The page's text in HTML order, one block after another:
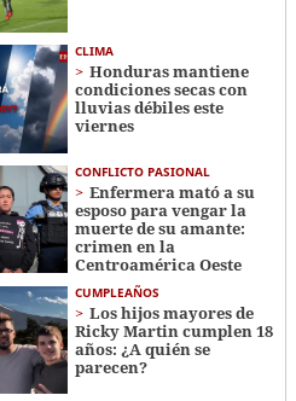
CLIMA
Honduras mantiene
condiciones secas con
lluvias débiles este
viernes
CONFLICTO PASIONAL
Enfermera mató a su
esposo para vengar la
muerte de su amante:
crimen en la
Centroamérica Oeste
CUMPLEAÑOS
Los hijos mayores de
Ricky Martin cumplen 18
años: ¿A quién se
parecen?